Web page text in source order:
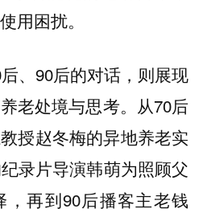
用困扰。
、90后的对话，则展现
老处境与思考。从70后
授赵冬梅的异地养老实
录片导演韩萌为照顾父
再到90后播客主老钱